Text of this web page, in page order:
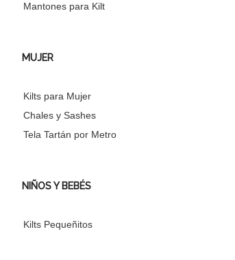
Mantones para Kilt
MUJER
Kilts para Mujer
Chales y Sashes
Tela Tartán por Metro
NIÑOS Y BEBÉS
Kilts Pequeñitos